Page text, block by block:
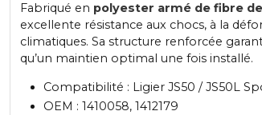
Fabriqué en polyester armé de fibre
excellente résistance aux chocs, à la
climatiques. Sa structure renforcée
qu’un maintien optimal une fois installé.
Compatibilité : Ligier JS50 / JS50L
OEM : 1410058, 1412179